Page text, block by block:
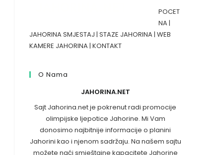
POCET
NA|
JAHORINA SMJESTAJ | STAZE JAHORINA| WEB
KAMERE JAHORINA| KONTAKT
O Nama
JAHORINA.NET
Sajt Jahorina.net je pokrenut radi promocije
olimpijske ljepotice Jahorine. Mi Vam
donosimo najbitnije informacije o planini
Jahorini kao i njenom sadržaju. Na našem sajtu
možete naći smještajne kapacitete Jahorine